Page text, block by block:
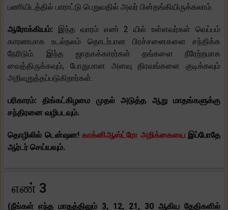
பணியிடத்தில் பாராட்டு பெறுவதில் அவர் பின்தங்கியிருக்கலாம்.
ஆரோக்கியம்: இந்த வாரம் எண் 2 யில் உள்ளவர்கள் வெப்பம்
காரணமாக உடல்நலம் தொடர்பான பிரச்சனைகளை சந்திக்க
நேரிடும். இந்த ஜாதகக்காரர்கள் தங்களை நீரேற்றமாக
வைத்திருக்கவும், போதுமான அளவு திரவங்களை குடிக்கவும்
அறிவுறுத்தப்படுகிறார்கள்.
பரிகாரம்: திங்கட்கிழமை முதல் அடுத்த ஆறு மாதங்களுக்கு
சந்திரனை வழிபடவும்.
தொழிலில் டென்ஷன! காக்னிஆஸ்ட்ரோ அறிக்கையை இப்போதே
ஆர்டர் செய்யவும்.
எண் 3
(நீங்கள் எந்த மாதத்திலும் 3, 12, 21, 30 ஆகிய தேதிகளில்